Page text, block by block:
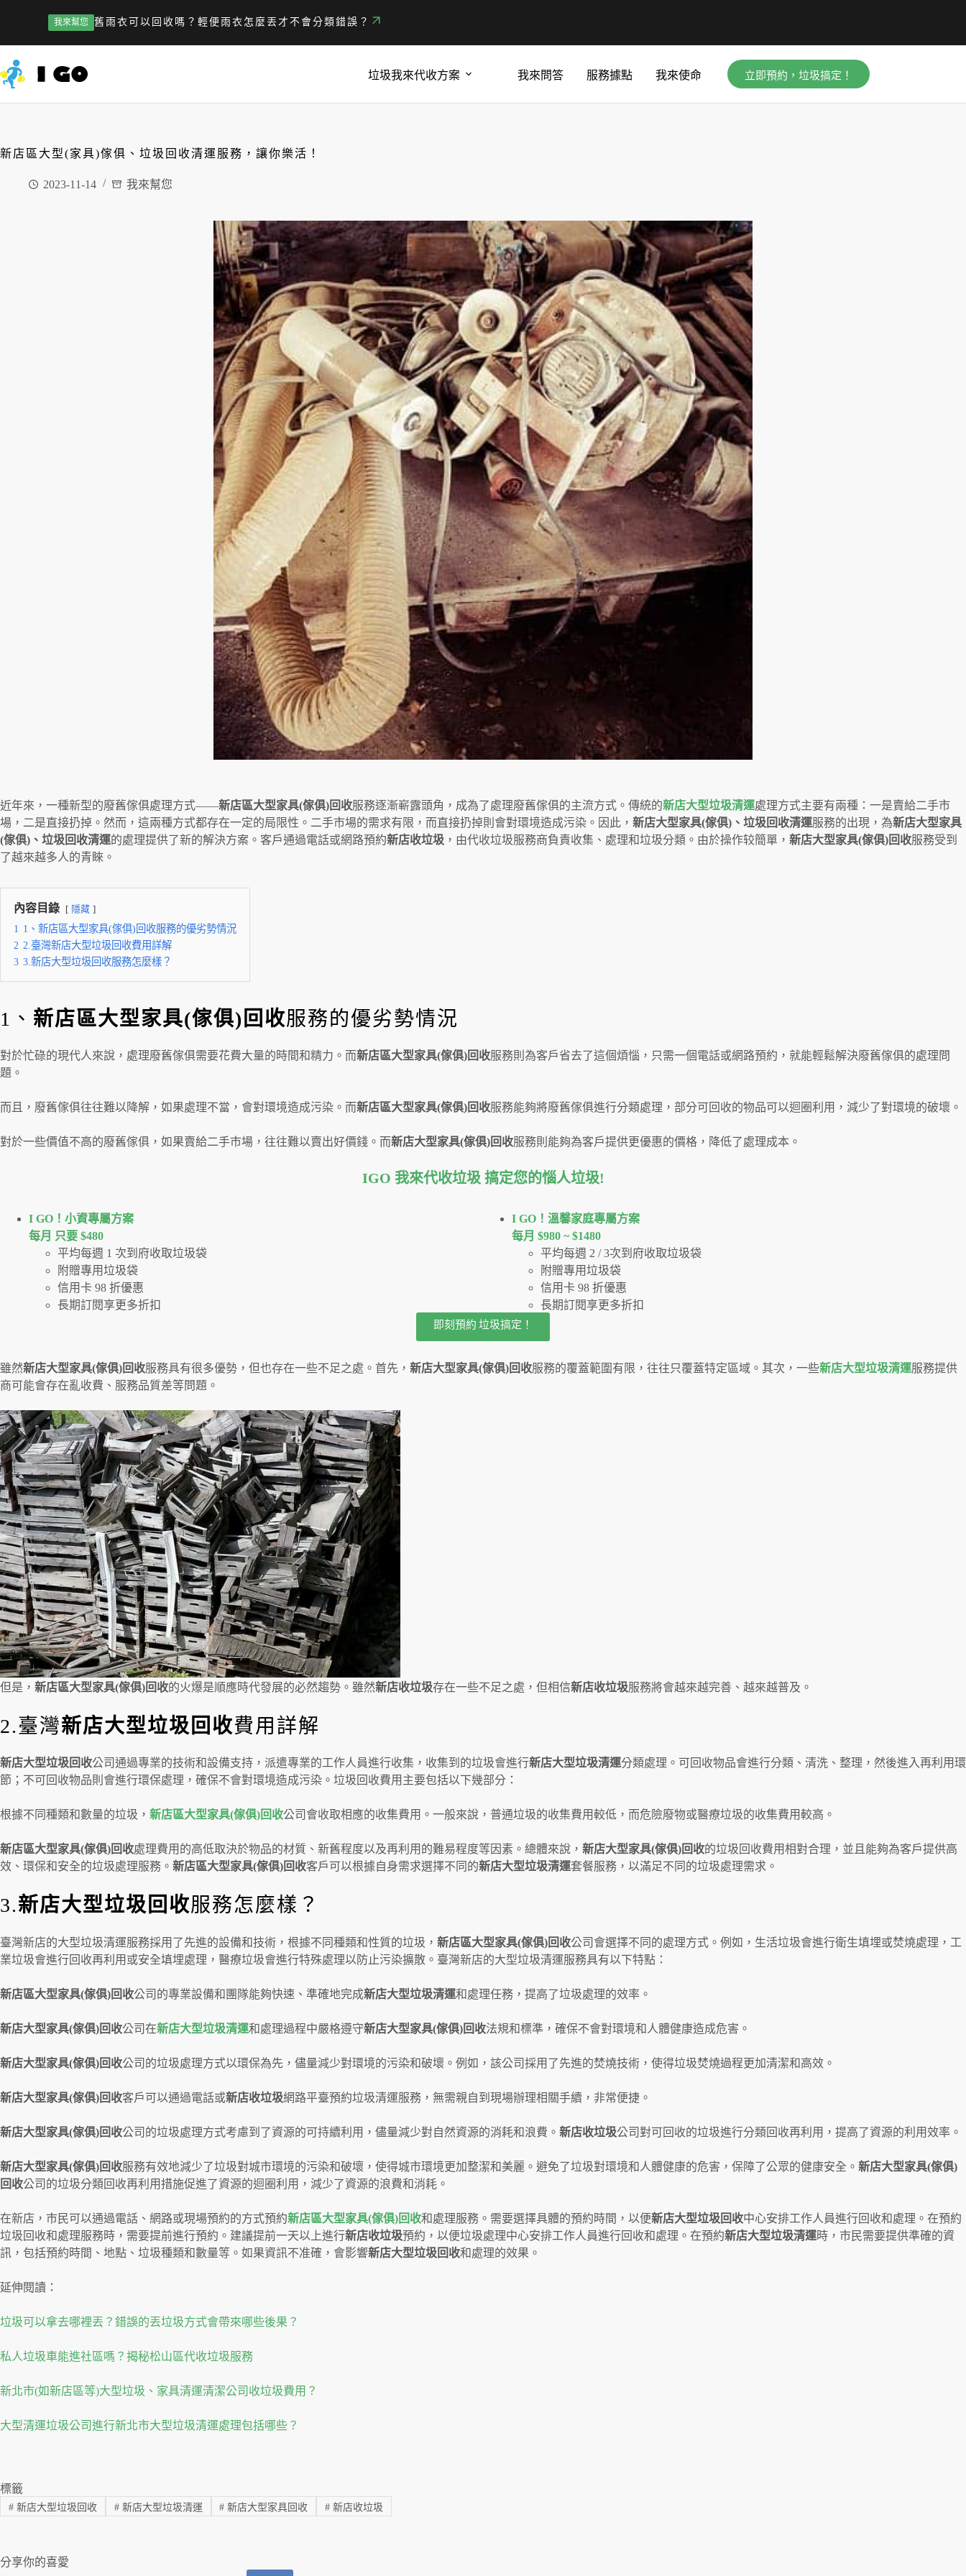
我來幫您 舊雨衣可以回收嗎？輕便雨衣怎麼丟才不會分類錯誤？
垃圾我來代收方案 我來問答 服務據點 我來使命 立即預約，垃圾搞定！
新店區大型(家具)傢俱、垃圾回收清運服務，讓你樂活！
2023-11-14 我來幫您
近年來，一種新型的廢舊傢俱處理方式——新店區大型家具(傢俱)回收服務逐漸嶄露頭角，成為了處理廢舊傢俱的主流方式。傳統的新店大型垃圾清運處理方式主要有兩種：一是賣給二手市
場，二是直接扔掉。然而，這兩種方式都存在一定的局限性。二手市場的需求有限，而直接扔掉則會對環境造成污染。因此， 新店大型家具(傢俱)、垃圾回收清運服務的出現，為新店大型家具
(傢俱)、垃圾回收清運的處理提供了新的解決方案。客戶通過電話或網路預約新店收垃圾 ，由代收垃圾服務商負責收集、處理和垃圾分類。由於操作较簡單， 新店大型家具(傢俱)回收服務受到
了越來越多人的青睞。
內容目錄 隱藏
1 1、新店區大型家具(傢俱)回收服務的優劣勢情況
2 2.臺灣新店大型垃圾回收費用詳解
3 3.新店大型垃圾回收服務怎麼樣？
1、 新店區大型家具(傢俱)回收服務的優劣勢情況
對於忙碌的現代人來說，處理廢舊傢俱需要花費大量的時間和精力。而新店區大型家具(傢俱)回收服務則為客戶省去了這個煩惱，只需一個電話或網路預約，就能輕鬆解決廢舊傢俱的處理問
題。
而且，廢舊傢俱往往難以降解，如果處理不當，會對環境造成污染。而新店區大型家具(傢俱)回收服務能夠將廢舊傢俱進行分類處理，部分可回收的物品可以迴圈利用，減少了對環境的破壞。
對於一些價值不高的廢舊傢俱，如果賣給二手市場，往往難以賣出好價錢。而新店大型家具(傢俱)回收服務則能夠為客戶提供更優惠的價格，降低了處理成本。
IGO 我來代收垃圾 搞定您的惱人垃圾!
I GO！⼩資專屬⽅案
每月 只要 $480
平均每週 1 次到府收取垃圾袋
附贈專用垃圾袋
信用卡 98 折優惠
長期訂閱享更多折扣
I GO！溫馨家庭專屬方案
每月 $980 ~ $1480
平均每週 2 / 3次到府收取垃圾袋
附贈專用垃圾袋
信用卡 98 折優惠
長期訂閱享更多折扣
即刻預約 垃圾搞定！
雖然新店大型家具(傢俱)回收服務具有很多優勢，但也存在一些不足之處。首先， 新店大型家具(傢俱)回收服務的覆蓋範圍有限，往往只覆蓋特定區域。其次，一些新店大型垃圾清運服務提供
商可能會存在亂收費、服務品質差等問題。
但是， 新店區大型家具(傢俱)回收的火爆是順應時代發展的必然趨勢。雖然新店收垃圾存在一些不足之處，但相信新店收垃圾服務將會越來越完善、越來越普及。
2.臺灣新店大型垃圾回收費用詳解
新店大型垃圾回收公司通過專業的技術和設備支持，派遣專業的工作人員進行收集，收集到的垃圾會進行新店大型垃圾清運分類處理。可回收物品會進行分類、清洗、整理，然後進入再利用環
節；不可回收物品則會進行環保處理，確保不會對環境造成污染。垃圾回收費用主要包括以下幾部分：
根據不同種類和數量的垃圾， 新店區大型家具(傢俱)回收公司會收取相應的收集費用。一般來說，普通垃圾的收集費用較低，而危險廢物或醫療垃圾的收集費用較高。
新店區大型家具(傢俱)回收處理費用的高低取決於物品的材質、新舊程度以及再利用的難易程度等因素。總體來說， 新店大型家具(傢俱)回收的垃圾回收費用相對合理，並且能夠為客戶提供高
效、環保和安全的垃圾處理服務。 新店區大型家具(傢俱)回收客戶可以根據自身需求選擇不同的新店大型垃圾清運套餐服務，以滿足不同的垃圾處理需求。
3.新店大型垃圾回收服務怎麼樣？
臺灣新店的大型垃圾清運服務採用了先進的設備和技術，根據不同種類和性質的垃圾， 新店區大型家具(傢俱)回收公司會選擇不同的處理方式。例如，生活垃圾會進行衛生填埋或焚燒處理，工
業垃圾會進行回收再利用或安全填埋處理，醫療垃圾會進行特殊處理以防止污染擴散。臺灣新店的大型垃圾清運服務具有以下特點：
新店區大型家具(傢俱)回收公司的專業設備和團隊能夠快速、準確地完成新店大型垃圾清運和處理任務，提高了垃圾處理的效率。
新店大型家具(傢俱)回收公司在新店大型垃圾清運和處理過程中嚴格遵守新店大型家具(傢俱)回收法規和標準，確保不會對環境和人體健康造成危害。
新店大型家具(傢俱)回收公司的垃圾處理方式以環保為先，儘量減少對環境的污染和破壞。例如，該公司採用了先進的焚燒技術，使得垃圾焚燒過程更加清潔和高效。
新店大型家具(傢俱)回收客戶可以通過電話或新店收垃圾網路平臺預約垃圾清運服務，無需親自到現場辦理相關手續，非常便捷。
新店大型家具(傢俱)回收公司的垃圾處理方式考慮到了資源的可持續利用，儘量減少對自然資源的消耗和浪費。 新店收垃圾公司對可回收的垃圾進行分類回收再利用，提高了資源的利用效率。
新店大型家具(傢俱)回收服務有效地減少了垃圾對城市環境的污染和破壞，使得城市環境更加整潔和美麗。避免了垃圾對環境和人體健康的危害，保障了公眾的健康安全。 新店大型家具(傢俱)
回收公司的垃圾分類回收再利用措施促進了資源的迴圈利用，減少了資源的浪費和消耗。
在新店，市民可以通過電話、網路或現場預約的方式預約新店區大型家具(傢俱)回收和處理服務。需要選擇具體的預約時間，以便新店大型垃圾回收中心安排工作人員進行回收和處理。在預約
垃圾回收和處理服務時，需要提前進行預約。建議提前一天以上進行新店收垃圾預約，以便垃圾處理中心安排工作人員進行回收和處理。在預約新店大型垃圾清運時，市民需要提供準確的資
訊，包括預約時間、地點、垃圾種類和數量等。如果資訊不准確，會影響新店大型垃圾回收和處理的效果。
延伸閱讀：
垃圾可以拿去哪裡丟？錯誤的丟垃圾方式會帶來哪些後果？
私人垃圾車能進社區嗎？揭秘松山區代收垃圾服務
新北市(如新店區等)大型垃圾、家具清運清潔公司收垃圾費用？
大型清運垃圾公司進行新北市大型垃圾清運處理包括哪些？
標籤
#新店大型垃圾回收 #新店大型垃圾清運 # 新店大型家具回收 # 新店收垃圾
分享你的喜愛